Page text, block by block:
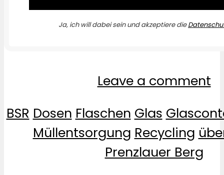
Ja, ich will dabei sein und akzeptiere die
Leave a comment
BSR Dosen Flaschen Glas
Müllentsorgung Recycling
Prenzlauer Berg